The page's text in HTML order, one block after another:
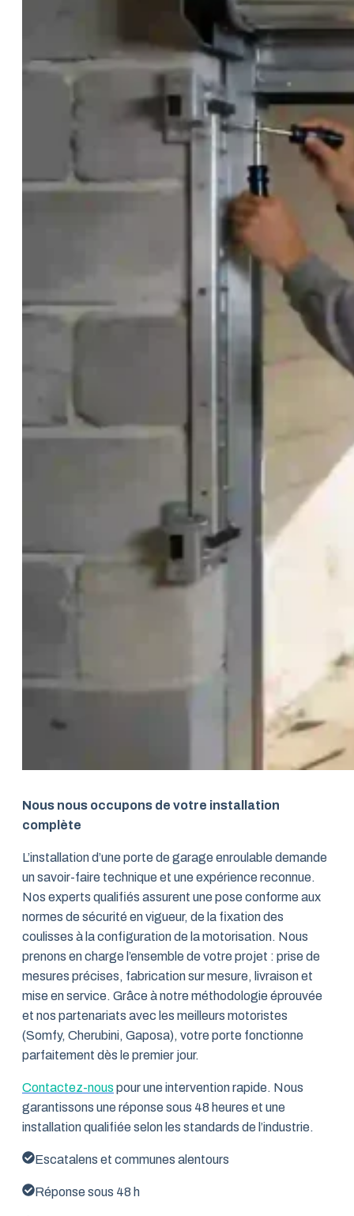
Nous nous occupons de votre installation
complète
L’installation d’une porte de garage enroulable demande
un savoir-faire technique et une expérience reconnue.
Nos experts qualifiés assurent une pose conforme aux
normes de sécurité en vigueur, de la fixation des
coulisses à la configuration de la motorisation. Nous
prenons en charge l’ensemble de votre projet : prise de
mesures précises, fabrication sur mesure, livraison et
mise en service. Grâce à notre méthodologie éprouvée
et nos partenariats avec les meilleurs motoristes
(Somfy, Cherubini, Gaposa), votre porte fonctionne
parfaitement dès le premier jour.
Contactez-nous pour une intervention rapide. Nous
garantissons une réponse sous 48 heures et une
installation qualifiée selon les standards de l’industrie.
Escatalens et communes alentours
Réponse sous 48 h